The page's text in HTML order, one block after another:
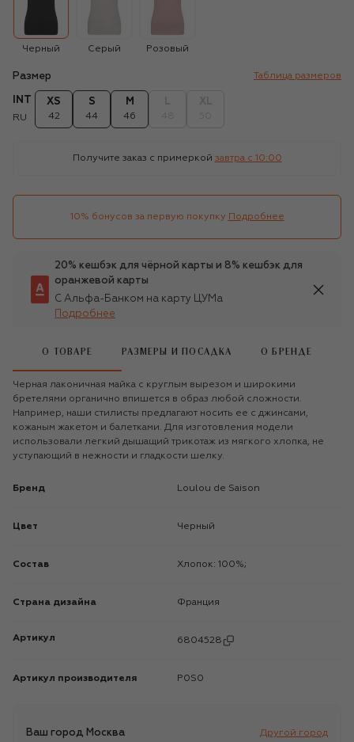
Черный Серый Розовый
Размер Таблица размеров
INT
RU
XS
42
S
44
M
46
Получите заказ с примеркой завтра c 10:00
10% бонусов за первую покупку Подробнее
20% кешбэк для чёрной карты и 8% кешбэк для
оранжевой карты
С Альфа-Банком на карту ЦУМа
Подробнее
О ТОВАРЕ РАЗМЕРЫ И ПОСАДКА О БРЕНДЕ
Черная лаконичная майка с круглым вырезом и широкими
бретелями органично впишется в образ любой сложности.
Например, наши стилисты предлагают носить ее с джинсами,
кожаным жакетом и балетками. Для изготовления модели
использовали легкий дышащий трикотаж из мягкого хлопка, не
уступающий в нежности и гладкости шелку.
Бренд Loulou de Saison
Цвет Черный
Состав Хлопок: 100%;
Страна дизайна Франция
Артикул 6804528
Артикул производителя P0S0
Ваш город Москва Другой город